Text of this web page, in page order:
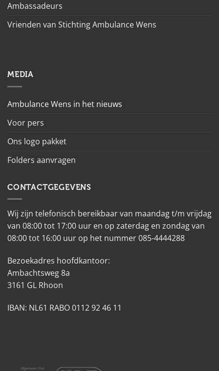
Ambassadeurs
Vrienden van Stichting Ambulance Wens
MEDIA
Ambulance Wens in het nieuws
Voor pers
Ons logo pakket
Folders aanvragen
CONTACTGEGEVENS
Wij zijn telefonisch bereikbaar van maandag t/m vrijdag
van 08:00 tot 17:00 uur en op zaterdag en zondag van
08:00 tot 16:00 uur op het nummer 085-4444288
Bezoekadres hoofdkantoor:
Ambachtsweg 8a
3161 GL Rhoon
IBAN: NL61 RABO 0112 92 46 11